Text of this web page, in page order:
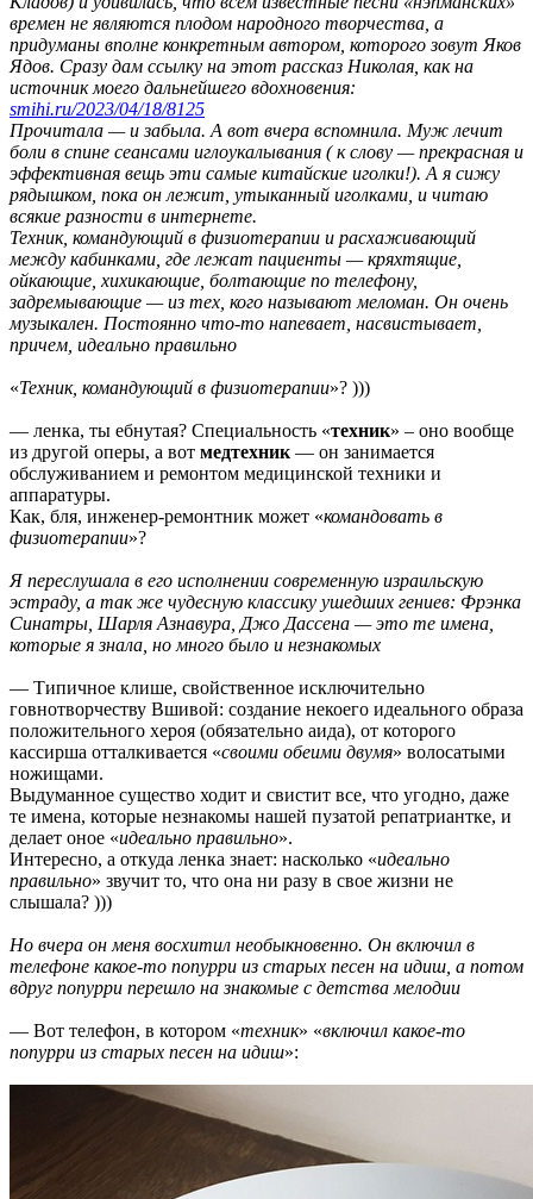
времен не являются плодом народного творчества, а
придуманы вполне конкретным автором, которого зовут Яков
Ядов. Сразу дам ссылку на этот рассказ Николая, как на
источник моего дальнейшего вдохновения:
sтihi.ru/2023/04/18/8125
Прочитала — и забыла. А вот вчера вспомнила. Муж лечит
боли в спине сеансами иглоукалывания ( к слову — прекрасная и
эффективная вещь эти самые китайские иголки!). А я сижу
рядышком, пока он лежит, утыканный иголками, и читаю
всякие разности в интернете.
Техник, командующий в физиотерапии и расхаживающий
между кабинками, где лежат пациенты — кряхтящие,
ойкающие, хихикающие, болтающие по телефону,
задремывающие — из тех, кого называют меломан. Он очень
музыкален. Постоянно что-то напевает, насвистывает,
причем, идеально правильно
«Техник, командующий в физиотерапии»? )))
— ленка, ты ебнутая? Специальность «техник» – оно вообще
из другой оперы, а вот медтехник — он занимается
обслуживанием и ремонтом медицинской техники и
аппаратуры.
Как, бля, инженер-ремонтник может «командовать в
физиотерапии»?
Я переслушала в его исполнении современную израильскую
эстраду, а так же чудесную классику ушедших гениев: Фрэнка
Синатры, Шарля Азнавура, Джо Дассена — это те имена,
которые я знала, но много было и незнакомых
— Типичное клише, свойственное исключительно
говнотворчеству Вшивой: создание некоего идеального образа
положительного хероя (обязательно аида), от которого
кассирша отталкивается «своими обеими двумя» волосатыми
ножищами.
Выдуманное существо ходит и свистит все, что угодно, даже
те имена, которые незнакомы нашей пузатой репатриантке, и
делает оное «идеально правильно».
Интересно, а откуда ленка знает: насколько «идеально
правильно» звучит то, что она ни разу в свое жизни не
слышала? )))
Но вчера он меня восхитил необыкновенно. Он включил в
телефоне какое-то попурри из старых песен на идиш, а потом
вдруг попурри перешло на знакомые с детства мелодии
— Вот телефон, в котором «техник» «включил какое-то
попурри из старых песен на идиш»: